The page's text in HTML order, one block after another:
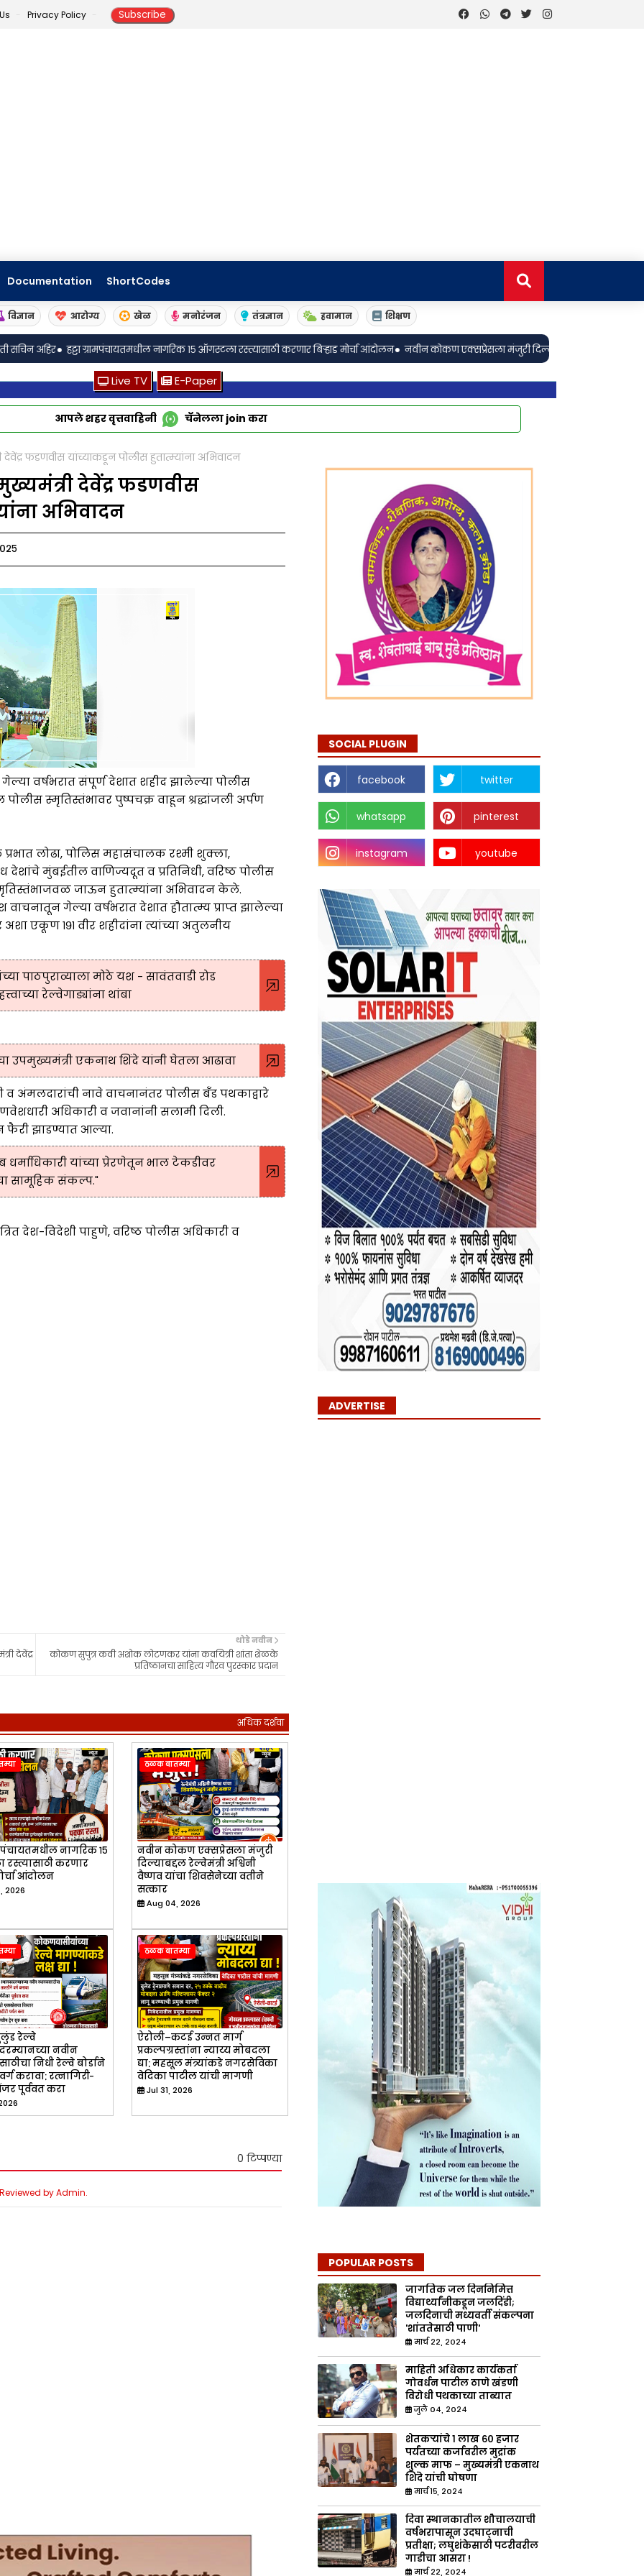
Privacy Policy
Documentation ShortCodes
विज्ञान आरोग्य खेळ मनोरंजन तंत्रज्ञान हवामान शिक्षण
• हट्टा ग्रामपंचायतमधील नागरिक १५ ऑगस्टला रस्त्यासाठी करणार बिऱ्हाड मोर्चा आंदोलन• नवीन कोकण एक्सप्रेसला मंजुरी दिल्याबद्दल रेल्वेमंत्री अश्विनी वैष्णव
Live TV E-Paper
आपले शहर वृत्तवाहिनी चॅनेलला join करा
देवेंद्र फडणवीस यांच्याकडून पोलीस हुतात्म्यांना अभिवादन
देवेंद्र फडणवीस
अभिवादन
वर्षभरात संपूर्ण देशात शहीद झालेल्या पोलीस
स्मृतिस्तंभावर पुष्पचक्र वाहून श्रद्धांजली अर्पण
लोढा, पोलिस महासंचालक रश्मी शुक्ला,
मुंबईतील वाणिज्यदूत व प्रतिनिधी, वरिष्ठ पोलीस
जाऊन हुतात्म्यांना अभिवादन केले.
गेल्या वर्षभरात देशात हौतात्म्य प्राप्त झालेल्या
एकूण १९१ वीर शहीदांना त्यांच्या अतुलनीय
पाठपुराव्याला मोठे यश - सावंतवाडी रोड
रेल्वेगाड्यांना थांबा
उपमुख्यमंत्री एकनाथ शिंदे यांनी घेतला आढावा
अंमलदारांची नावे वाचनानंतर पोलीस बँड पथकाद्वारे
अधिकारी व जवानांनी सलामी दिली.
फैरी झाडण्यात आल्या.
धर्माधिकारी यांच्या प्रेरणेतून भाल टेकडीवर
सामूहिक संकल्प."
देश-विदेशी पाहुणे, वरिष्ठ पोलीस अधिकारी व
थोडे नवीन
कोकण सुपुत्र कवी अशोक लोटणकर यांना कवयित्री शांता शेळके
प्रतिष्ठानचा साहित्य गौरव पुरस्कार प्रदान
देवेंद्र
अधिक दर्शवा
नागरिक १५
करणार
आंदोलन
2026
ठळक बातम्या
नवीन कोकण एक्सप्रेसला मंजुरी
दिल्याबद्दल रेल्वेमंत्री अश्विनी
वैष्णव यांचा शिवसेनेच्या वतीने
सत्कार
Aug 04, 2026
रेल्वे
नवीन
निधी रेल्वे बोर्डाने
करावा; रत्नागिरी-
पूर्ववत करा
ठळक बातम्या
ऐरोली–कटई उन्नत मार्ग
प्रकल्पग्रस्तांना न्याय्य मोबदला
द्या; महसूल मंत्र्यांकडे नगरसेविका
वेदिका पाटील यांची मागणी
Jul 31, 2026
0 टिप्पण्या
by Admin.
SOCIAL PLUGIN
facebook twitter
whatsapp pinterest
instagram youtube
ADVERTISE
POPULAR POSTS
जागतिक जल दिननिमित्त
विद्यार्थ्यांनीकडून जलदिंडी;
जलदिनाची मध्यवर्ती संकल्पना
'शांततेसाठी पाणी'
मार्च २२, २०२४
माहिती अधिकार कार्यकर्ता
गोवर्धन पाटील ठाणे खंडणी
विरोधी पथकाच्या ताब्यात
जुलै ०४, २०२४
शेतकऱ्यांचे १ लाख ६० हजार
पर्यंतच्या कर्जावरील मुद्रांक
शुल्क माफ – मुख्यमंत्री एकनाथ
शिंदे यांची घोषणा
मार्च १५, २०२४
दिवा स्थानकातील शौचालयाची
वर्षभरापासून उदघाट्नाची
प्रतीक्षा; लघुशंकेसाठी पटरीवरील
गाडीचा आसरा !
मार्च २२, २०२४